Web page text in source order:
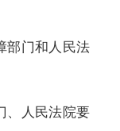
部门和人民法
、人民法院要